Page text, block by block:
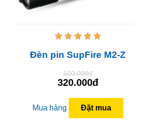
    
Đèn pin SupFire M2-Z
500.000đ
320.000đ
Mua hàng Đặt mua